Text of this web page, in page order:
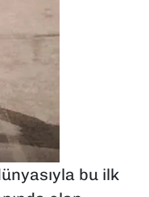
bu ilk